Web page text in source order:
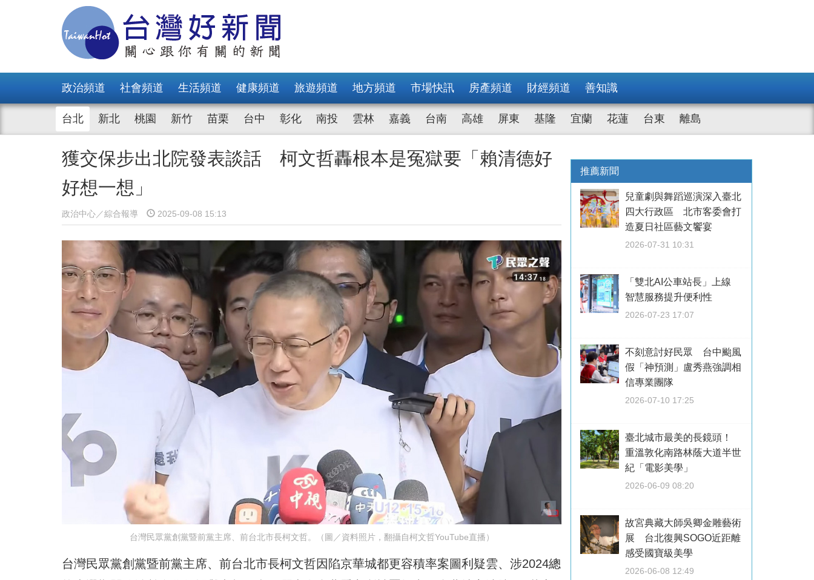
政治頻道 社會頻道 生活頻道 健康頻道 旅遊頻道 地方頻道 市場快訊 房產頻道 財經頻道 善知識
台北 新北 桃園 新竹 苗栗 台中 彰化 南投 雲林 嘉義 台南 高雄 屏東 基隆 宜蘭 花蓮 台東 離島
獲交保步出北院發表談話 柯文哲轟根本是冤獄要「賴清德好
好想一想」
政治中心／綜合報導 2025-09-08 15:13
台灣民眾黨創黨暨前黨主席、前台北市長柯文哲。（圖／資料照片，翻攝自柯文哲YouTube直播）
台灣民眾黨創黨暨前黨主席、前台北市長柯文哲因陷京華城都更容積率案圖利疑雲、涉2024總
推薦新聞
兒童劇與舞蹈巡演深入臺北
四大行政區 北市客委會打
造夏日社區藝文饗宴
2026-07-31 10:31
「雙北AI公車站長」上線
智慧服務提升便利性
2026-07-23 17:07
不刻意討好民眾 台中颱風
假「神預測」盧秀燕強調相
信專業團隊
2026-07-10 17:25
臺北城市最美的長鏡頭！
重溫敦化南路林蔭大道半世
紀「電影美學」
2026-06-09 08:20
故宮典藏大師吳卿金雕藝術
展 台北復興SOGO近距離
感受國寶級美學
2026-06-08 12:49